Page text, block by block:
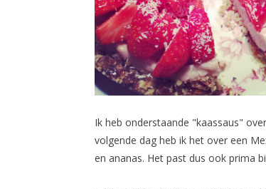
Ik heb onderstaande "kaassaus"
volgende dag heb ik het over een
en ananas. Het past dus ook prima